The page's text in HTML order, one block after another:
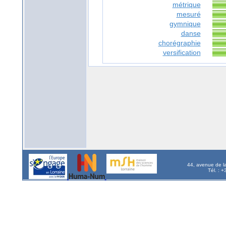
métrique
mesuré
gymnique
danse
chorégraphie
versification
44, avenue de
Tél. :